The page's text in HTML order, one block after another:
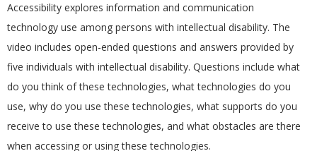
Accessibility explores information and communication
technology use among persons with intellectual disability. The
video includes open-ended questions and answers provided by
five individuals with intellectual disability. Questions include what
do you think of these technologies, what technologies do you
use, why do you use these technologies, what supports do you
receive to use these technologies, and what obstacles are there
when accessing or using these technologies.